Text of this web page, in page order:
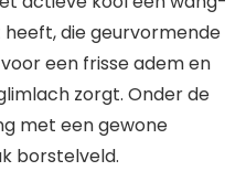
die geurvormende
een frisse adem en
zorgt. Onder de
met een gewone
borstelveld.